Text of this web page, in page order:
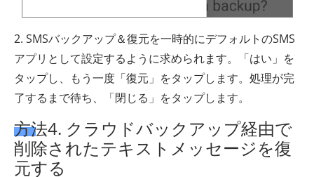
2. SMSバックアップ＆復元を一時的にデフォルトのSMS
アプリとして設定するように求められます。「はい」を
タップし、もう一度「復元」をタップします。処理が完
了するまで待ち、「閉じる」をタップします。
方法4. クラウドバックアップ経由で
削除されたテキストメッセージを復
元する